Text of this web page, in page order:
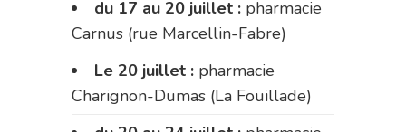
du 17 au 20 juillet : pharmacie
Carnus (rue Marcellin-Fabre)
Le 20 juillet : pharmacie
Charignon-Dumas (La Fouillade)